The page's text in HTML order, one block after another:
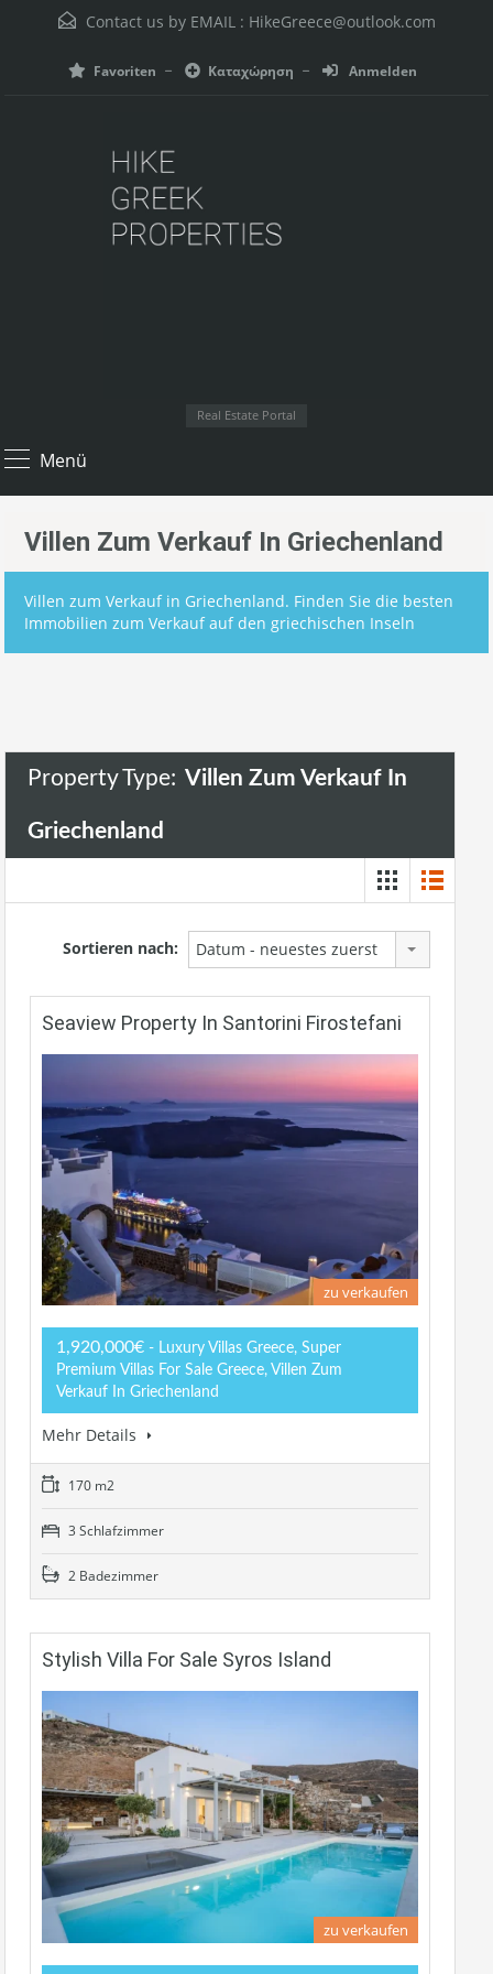
Contact us by EMAIL : HikeGreece@outlook.com
Favoriten Καταχώρηση Anmelden
Real Estate Portal
Menü
Villen Zum Verkauf In Griechenland
Villen zum Verkauf in Griechenland. Finden Sie die besten
Immobilien zum Verkauf auf den griechischen Inseln
Property Type: Villen Zum Verkauf In
Griechenland
Sortieren nach: Datum - neuestes zuerst
Seaview Property In Santorini Firostefani
zu verkaufen
1,920,000€ - Luxury Villas Greece, Super
Premium Villas For Sale Greece, Villen Zum
Verkauf In Griechenland
Mehr Details
170 m2
3 Schlafzimmer
2 Badezimmer
Stylish Villa For Sale Syros Island
zu verkaufen